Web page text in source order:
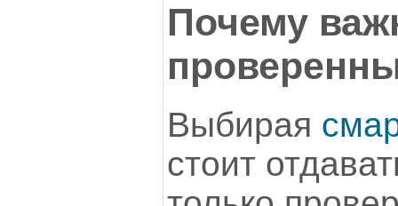
Почему
Выбирая
стоит